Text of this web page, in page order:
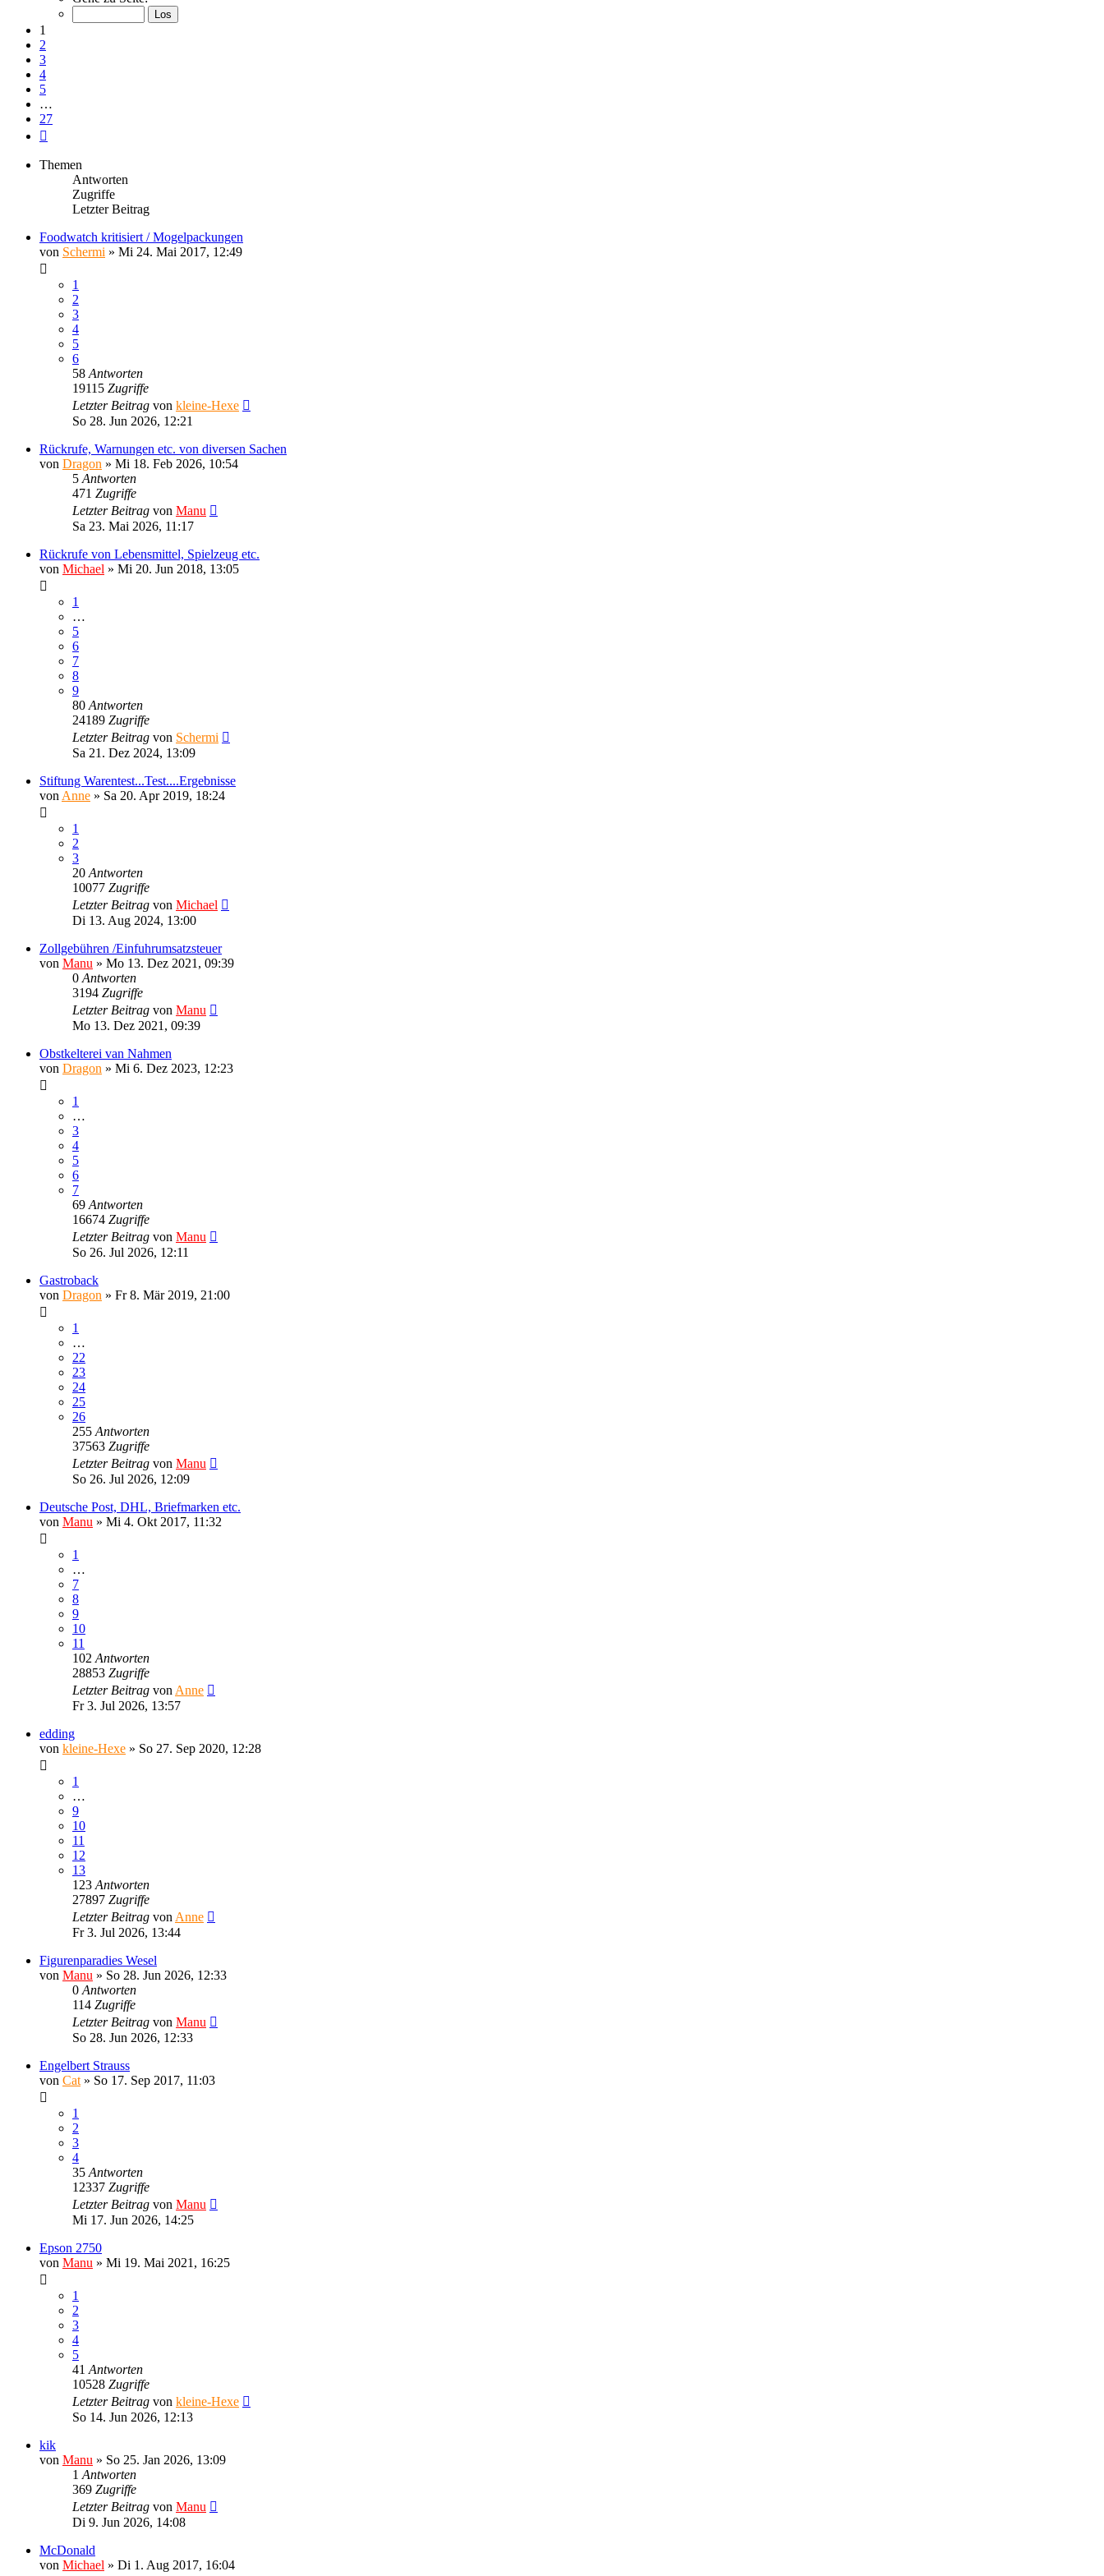
von
1
2
3
4
5
…
27
Themen
Antworten
Zugriffe
Letzter Beitrag
Foodwatch kritisiert / Mogelpackungen
von Schermi » Mi 24. Mai 2017, 12:49
1
2
3
4
5
6
58 Antworten
19115 Zugriffe
Letzter Beitrag von kleine-Hexe
So 28. Jun 2026, 12:21
Rückrufe, Warnungen etc. von diversen Sachen
von Dragon » Mi 18. Feb 2026, 10:54
5 Antworten
471 Zugriffe
Letzter Beitrag von Manu
Sa 23. Mai 2026, 11:17
Rückrufe von Lebensmittel, Spielzeug etc.
von Michael » Mi 20. Jun 2018, 13:05
1
…
5
6
7
8
9
80 Antworten
24189 Zugriffe
Letzter Beitrag von Schermi
Sa 21. Dez 2024, 13:09
Stiftung Warentest...Test....Ergebnisse
von Anne » Sa 20. Apr 2019, 18:24
1
2
3
20 Antworten
10077 Zugriffe
Letzter Beitrag von Michael
Di 13. Aug 2024, 13:00
Zollgebühren /Einfuhrumsatzsteuer
von Manu » Mo 13. Dez 2021, 09:39
0 Antworten
3194 Zugriffe
Letzter Beitrag von Manu
Mo 13. Dez 2021, 09:39
Obstkelterei van Nahmen
von Dragon » Mi 6. Dez 2023, 12:23
1
…
3
4
5
6
7
69 Antworten
16674 Zugriffe
Letzter Beitrag von Manu
So 26. Jul 2026, 12:11
Gastroback
von Dragon » Fr 8. Mär 2019, 21:00
1
…
22
23
24
25
26
255 Antworten
37563 Zugriffe
Letzter Beitrag von Manu
So 26. Jul 2026, 12:09
Deutsche Post, DHL, Briefmarken etc.
von Manu » Mi 4. Okt 2017, 11:32
1
…
7
8
9
10
11
102 Antworten
28853 Zugriffe
Letzter Beitrag von Anne
Fr 3. Jul 2026, 13:57
edding
von kleine-Hexe » So 27. Sep 2020, 12:28
1
…
9
10
11
12
13
123 Antworten
27897 Zugriffe
Letzter Beitrag von Anne
Fr 3. Jul 2026, 13:44
Figurenparadies Wesel
von Manu » So 28. Jun 2026, 12:33
0 Antworten
114 Zugriffe
Letzter Beitrag von Manu
So 28. Jun 2026, 12:33
Engelbert Strauss
von Cat » So 17. Sep 2017, 11:03
1
2
3
4
35 Antworten
12337 Zugriffe
Letzter Beitrag von Manu
Mi 17. Jun 2026, 14:25
Epson 2750
von Manu » Mi 19. Mai 2021, 16:25
1
2
3
4
5
41 Antworten
10528 Zugriffe
Letzter Beitrag von kleine-Hexe
So 14. Jun 2026, 12:13
kik
von Manu » So 25. Jan 2026, 13:09
1 Antworten
369 Zugriffe
Letzter Beitrag von Manu
Di 9. Jun 2026, 14:08
McDonald
von Michael » Di 1. Aug 2017, 16:04